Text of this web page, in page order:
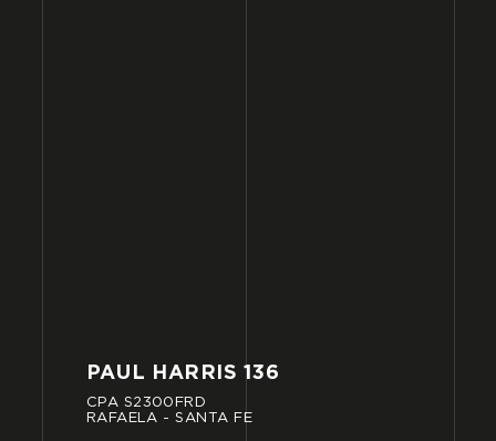
PAUL HARRIS 136
CPA S2300FRD
RAFAELA
- SANTA FE